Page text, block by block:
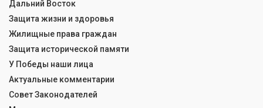
Дальний Восток
Защита жизни и здоровья
Жилищные права граждан
Защита исторической памяти
У Победы наши лица
Актуальные комментарии
Совет Законодателей